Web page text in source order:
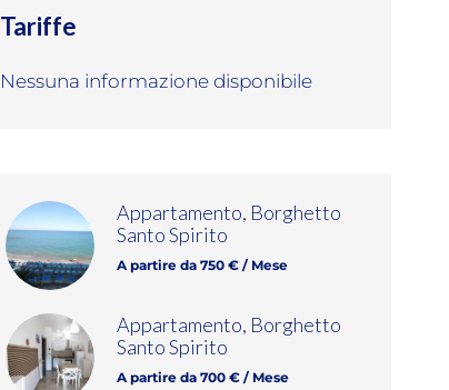
Tariffe
Nessuna informazione disponibile
Appartamento, Borghetto
Santo Spirito
A partire da 750 € / Mese
Appartamento, Borghetto
Santo Spirito
A partire da 700 € / Mese